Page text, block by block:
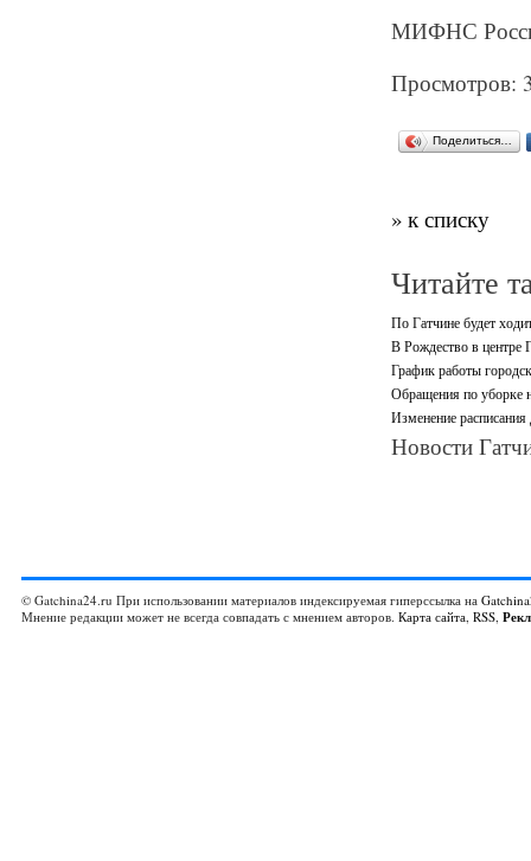
МИФНС
Просмотров:
Поделиться…
» к списку
Читайте
По Гатчине будет
В Рождество в центре
График работы
Обращения по уборке
Изменение
Новости
© Gatchina24.ru При использовании материалов индексируемая гиперссылка на
Мнение редакции может не всегда совпадать с мнением авторов. Карта сайта, RSS,